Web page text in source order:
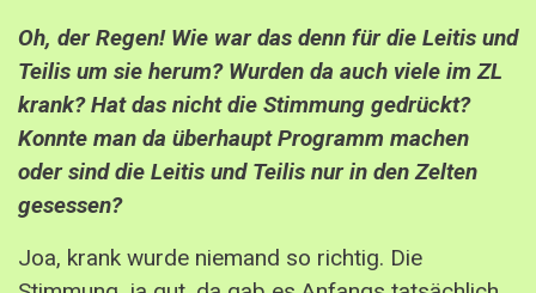
Oh, der Regen! Wie war das denn für die Leitis und
Teilis um sie herum? Wurden da auch viele im ZL
krank? Hat das nicht die Stimmung gedrückt?
Konnte man da überhaupt Programm machen
oder sind die Leitis und Teilis nur in den Zelten
gesessen?
Joa, krank wurde niemand so richtig. Die